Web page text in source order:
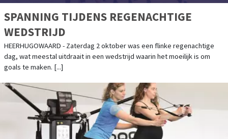
SPANNING TIJDENS REGENACHTIGE
WEDSTRIJD
HEERHUGOWAARD - Zaterdag 2 oktober was een flinke regenachtige
dag, wat meestal uitdraait in een wedstrijd waarin het moeilijk is om
goals te maken. [...]